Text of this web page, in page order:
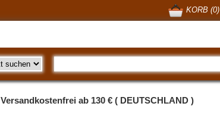
KORB (0)
Versandkostenfrei ab 130 € ( DEUTSCHLAND )